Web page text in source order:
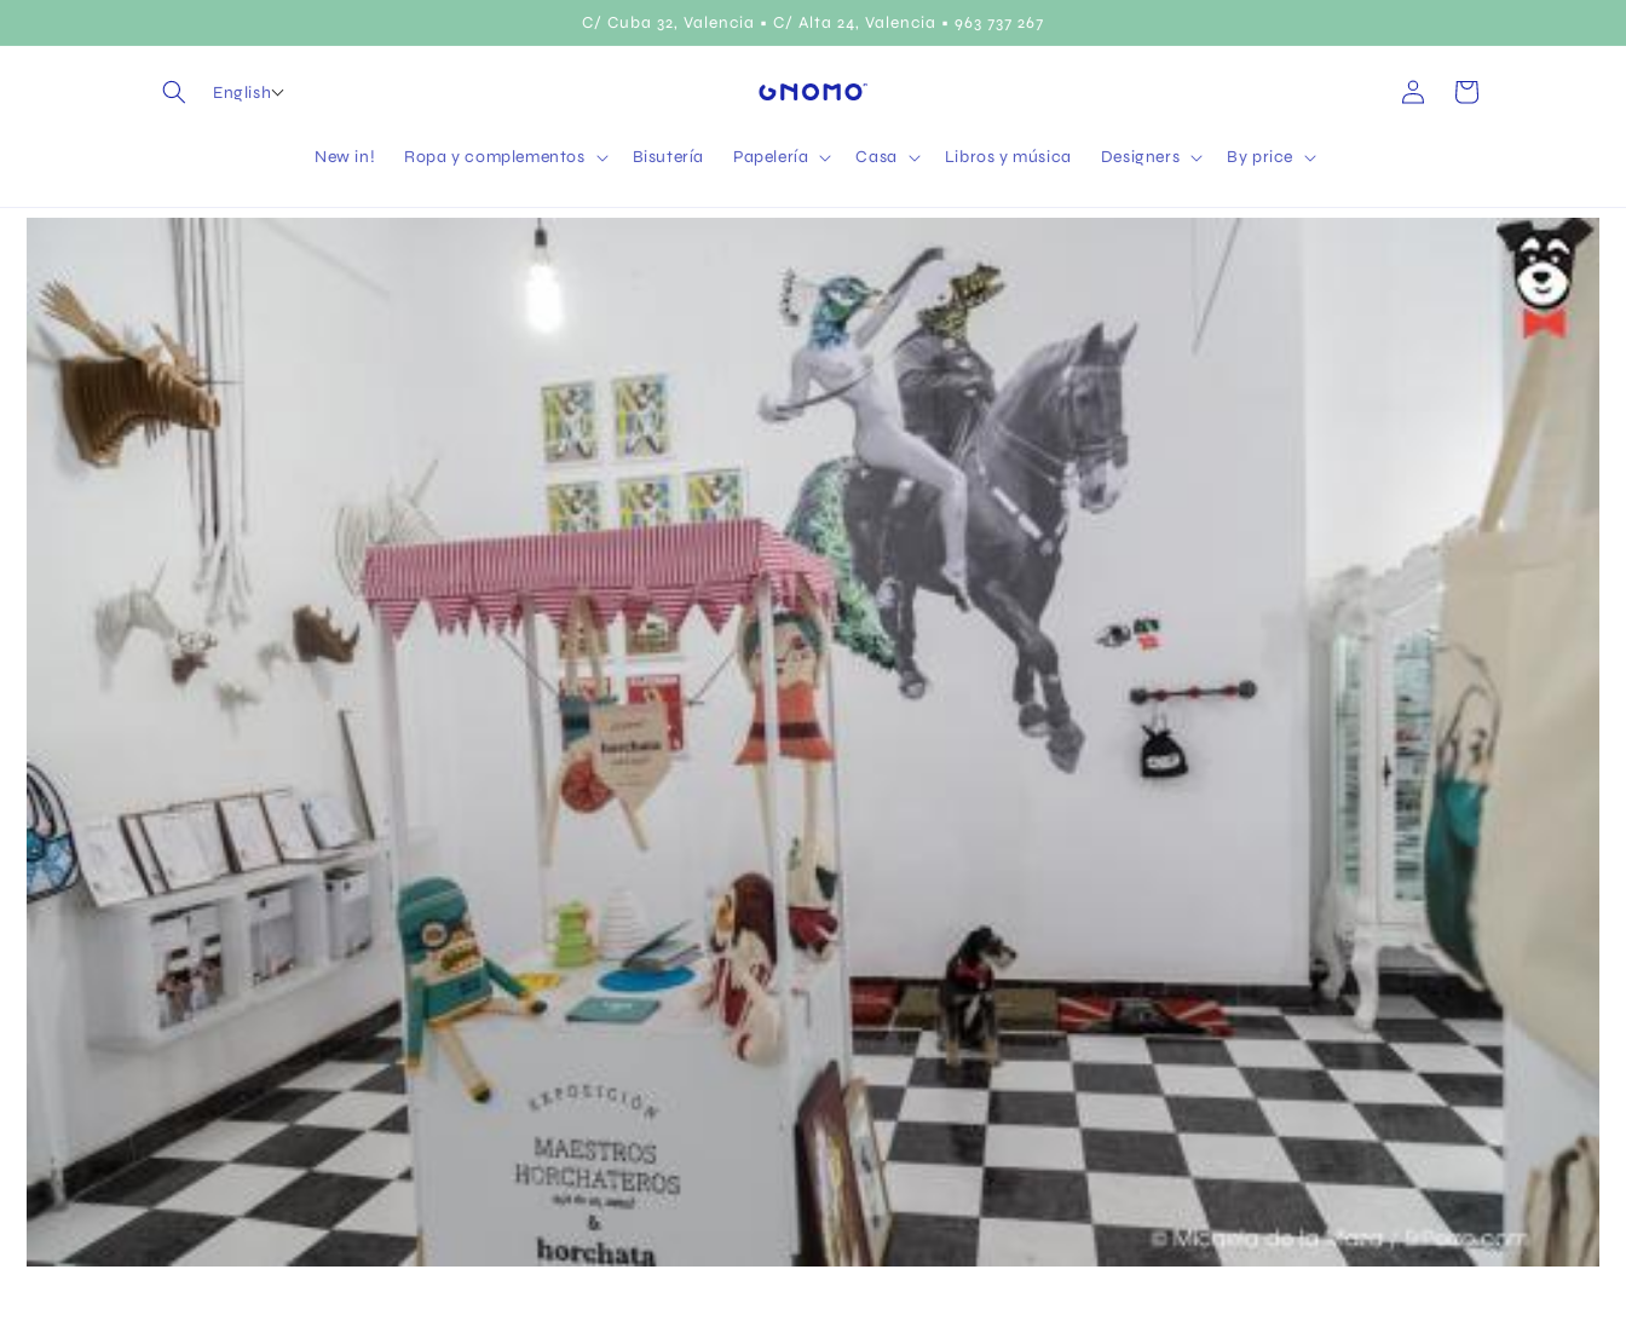
C/ Cuba 32, Valencia • C/ Alta 24, Valencia • 963 737 267
English
New in! Ropa y complementos Bisutería Papelería Casa Libros y música Designers By price
Log
in
Cart